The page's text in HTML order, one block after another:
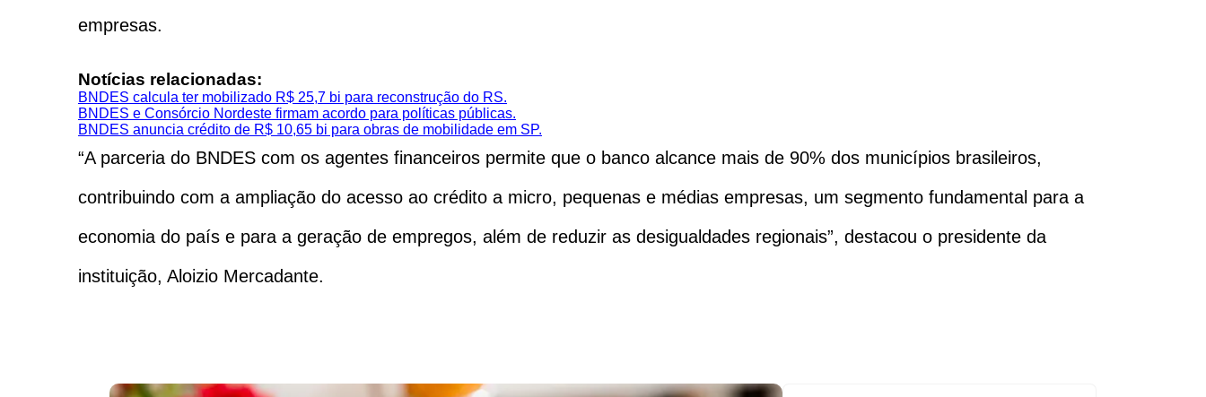
empresas.
Notícias relacionadas:
BNDES calcula ter mobilizado R$ 25,7 bi para reconstrução do RS.
BNDES e Consórcio Nordeste firmam acordo para políticas públicas.
BNDES anuncia crédito de R$ 10,65 bi para obras de mobilidade em SP.
“A parceria do BNDES com os agentes financeiros permite que o banco alcance mais de 90% dos municípios brasileiros,
contribuindo com a ampliação do acesso ao crédito a micro, pequenas e médias empresas, um segmento fundamental para a
economia do país e para a geração de empregos, além de reduzir as desigualdades regionais”, destacou o presidente da
instituição, Aloizio Mercadante.